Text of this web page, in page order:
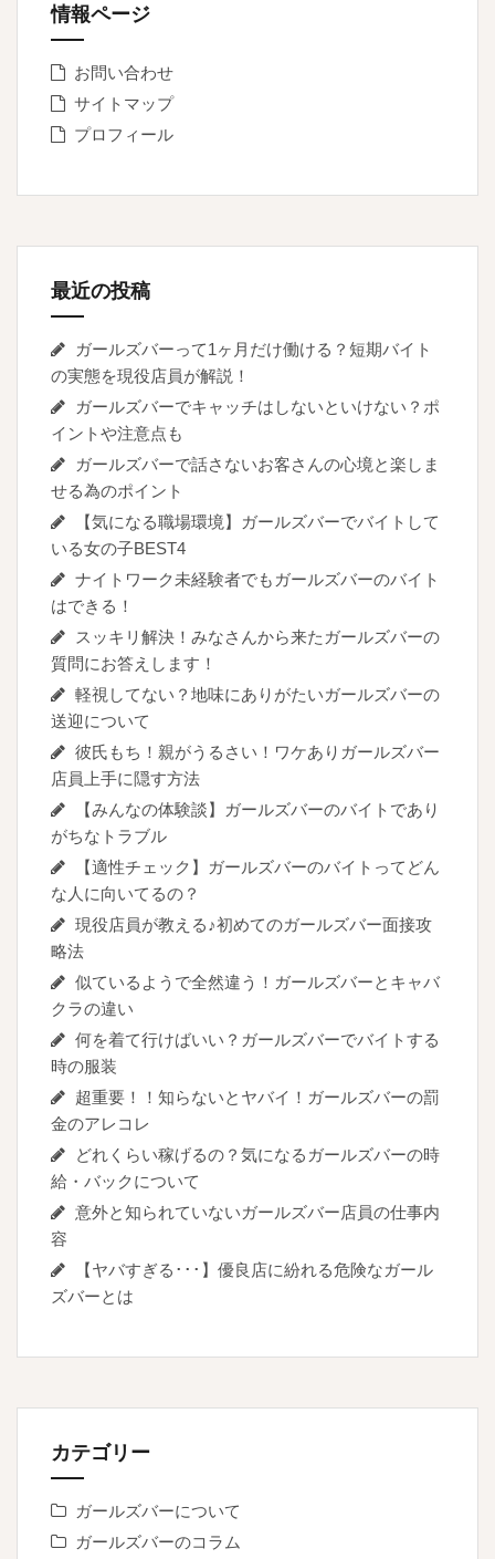
情報ページ
お問い合わせ
サイトマップ
プロフィール
最近の投稿
ガールズバーって1ヶ月だけ働ける？短期バイト
の実態を現役店員が解説！
ガールズバーでキャッチはしないといけない？ポ
イントや注意点も
ガールズバーで話さないお客さんの心境と楽しま
せる為のポイント
【気になる職場環境】ガールズバーでバイトして
いる女の子BEST4
ナイトワーク未経験者でもガールズバーのバイト
はできる！
スッキリ解決！みなさんから来たガールズバーの
質問にお答えします！
軽視してない？地味にありがたいガールズバーの
送迎について
彼氏もち！親がうるさい！ワケありガールズバー
店員上手に隠す方法
【みんなの体験談】ガールズバーのバイトであり
がちなトラブル
【適性チェック】ガールズバーのバイトってどん
な人に向いてるの？
現役店員が教える♪初めてのガールズバー面接攻
略法
似ているようで全然違う！ガールズバーとキャバ
クラの違い
何を着て行けばいい？ガールズバーでバイトする
時の服装
超重要！！知らないとヤバイ！ガールズバーの罰
金のアレコレ
どれくらい稼げるの？気になるガールズバーの時
給・バックについて
意外と知られていないガールズバー店員の仕事内
容
【ヤバすぎる･･･】優良店に紛れる危険なガール
ズバーとは
カテゴリー
ガールズバーについて
ガールズバーのコラム